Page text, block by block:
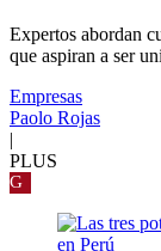
Expertos abordan
que aspiran a ser
Empresas
Paolo Rojas
|
PLUS
G